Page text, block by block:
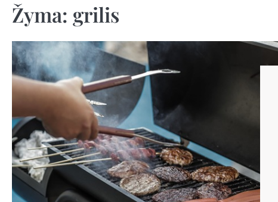
Žyma: grilis